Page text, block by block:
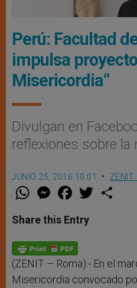
Perú: Facultad
impulsa
Misericordia”
Divulgan en
reflexiones sobre la
JUNIO 25, 2016 10:01 ZENIT
W
t
s
p
p
M
e
s
e
g
e
F
a
e
b
o
k
w
Share this Entry
(ZENIT – Roma).- En el
Misericordia convocado